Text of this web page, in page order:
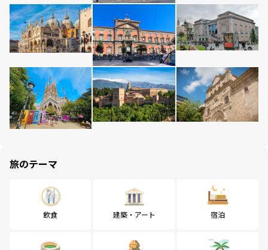
旅のテーマ
飲食 建築・アート 宿泊